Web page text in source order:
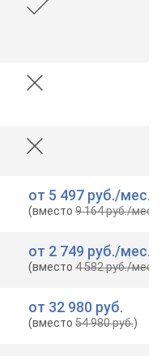
от 5 497 руб./мес.
(вместо9 164 руб./мес.
от 2 749 руб./мес.
(вместо4 582 руб./мес.
от 32 980 руб.
(вместо54 980 руб.)